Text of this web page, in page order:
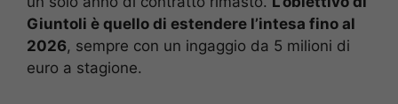
Giuntoli è quello di estendere l’intesa fino al
2026, sempre con un ingaggio da 5 milioni di
euro a stagione.